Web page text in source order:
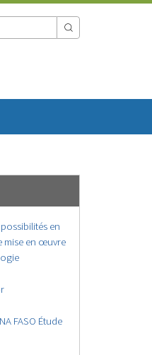
en
mise en œuvre
FASO Étude